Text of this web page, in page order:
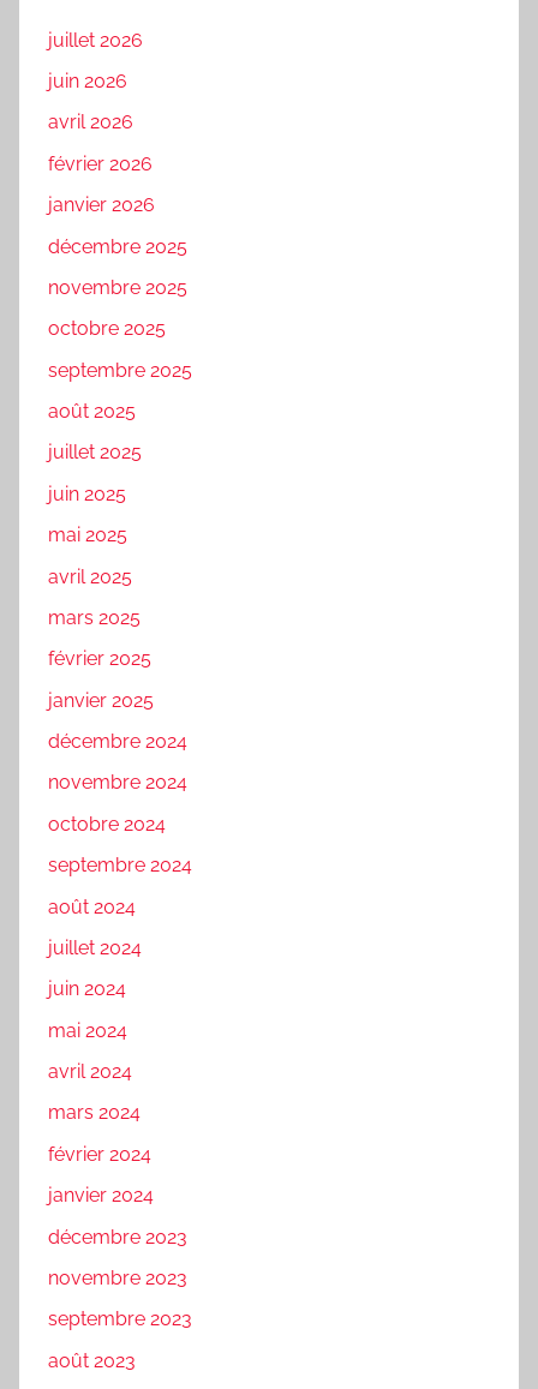
juillet 2026
juin 2026
avril 2026
février 2026
janvier 2026
décembre 2025
novembre 2025
octobre 2025
septembre 2025
août 2025
juillet 2025
juin 2025
mai 2025
avril 2025
mars 2025
février 2025
janvier 2025
décembre 2024
novembre 2024
octobre 2024
septembre 2024
août 2024
juillet 2024
juin 2024
mai 2024
avril 2024
mars 2024
février 2024
janvier 2024
décembre 2023
novembre 2023
septembre 2023
août 2023